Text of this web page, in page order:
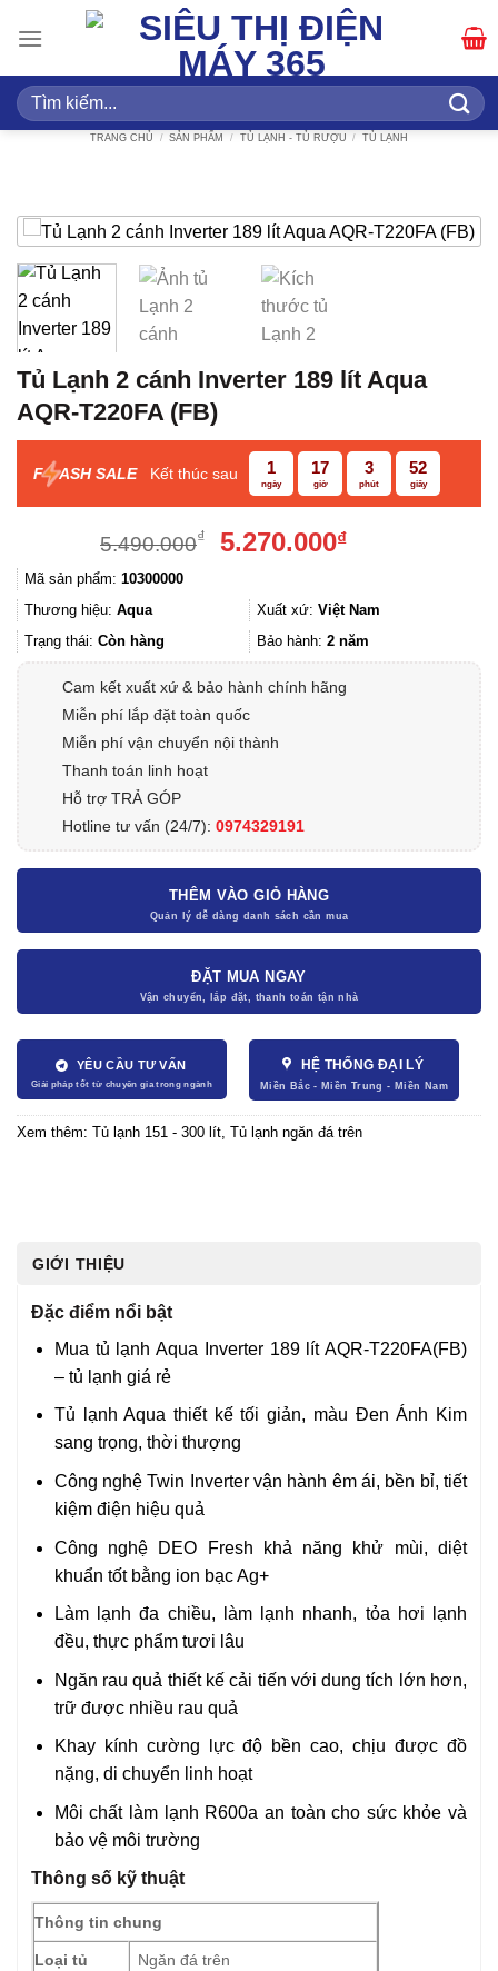
qua
dung
Tìm
kiếm:
TRANG CHỦ / SẢN PHẨM / TỦ LẠNH - TỦ RƯỢU / TỦ LẠNH
Tủ Lạnh 2 cánh Inverter 189 lít Aqua
AQR-T220FA (FB)
F ASH SALE Kết thúc sau 1
ngày
17
giờ
3
phút
51
giây
5.490.000₫
Giá
5.490.000₫.
5.270.000₫Giá
là:
5.270.000₫.
Mã sản phẩm: 10300000
Thương hiệu: Aqua Xuất xứ: Việt Nam
Trạng thái: Còn hàng Bảo hành: 2 năm
Cam kết xuất xứ & bảo hành chính hãng
Miễn phí lắp đặt toàn quốc
Miễn phí vận chuyển nội thành
Thanh toán linh hoạt
Hỗ trợ TRẢ GÓP
Hotline tư vấn (24/7): 0974329191
THÊM VÀO GIỎ HÀNG
ĐẶT MUA NGAY
YÊU CẦU TƯ VẤN HỆ THỐNG ĐẠI LÝ
Xem thêm: Tủ lạnh 151 - 300 lít Tủ lạnh ngăn đá trên
GIỚI THIỆU
Đặc điểm nổi bật
Mua tủ lạnh Aqua Inverter 189 lít AQR-T220FA(FB)
– tủ lạnh giá rẻ
Tủ lạnh Aqua thiết kế tối giản, màu Đen Ánh Kim
sang trọng, thời thượng
Công nghệ Twin Inverter vận hành êm ái, bền bỉ, tiết
kiệm điện hiệu quả
Công nghệ DEO Fresh khả năng khử mùi, diệt
khuẩn tốt bằng ion bạc Ag+
Làm lạnh đa chiều, làm lạnh nhanh, tỏa hơi lạnh
đều, thực phẩm tươi lâu
Ngăn rau quả thiết kế cải tiến với dung tích lớn hơn,
trữ được nhiều rau quả
Khay kính cường lực độ bền cao, chịu được đồ
nặng, di chuyển linh hoạt
Môi chất làm lạnh R600a an toàn cho sức khỏe và
bảo vệ môi trường
Thông số kỹ thuật
Thông tin chung
Loại tủ Ngăn đá trên